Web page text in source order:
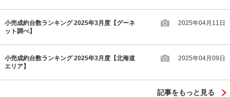
小売成約台数ランキング 2025年3月度【グーネ
ット調べ】
2025年04月11日
小売成約台数ランキング 2025年3月度【北海道
エリア】
2025年04月09日
記事をもっと見る